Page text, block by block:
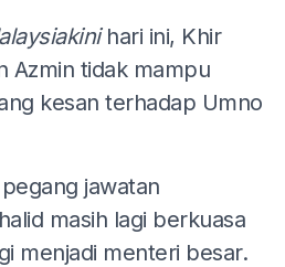
hari ini, Khir
Azmin tidak mampu
kesan terhadap Umno
jawatan
masih lagi berkuasa
menjadi menteri besar.